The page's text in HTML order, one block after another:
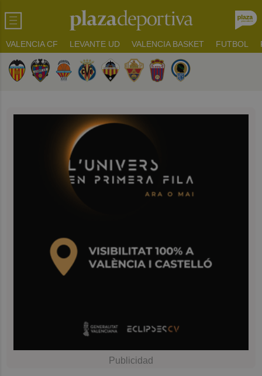
VALENCIA CF LEVANTE UD VALENCIA BASKET FUTBOL